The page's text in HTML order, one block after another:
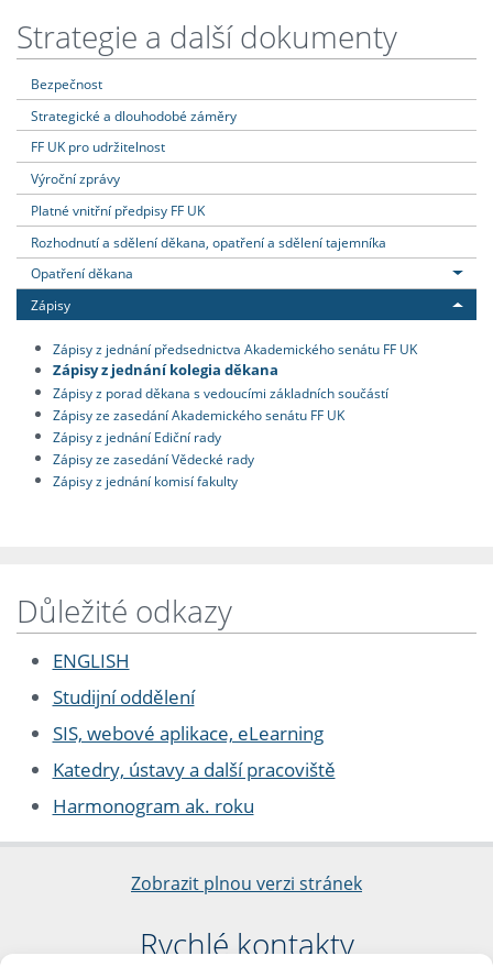
Strategie a další dokumenty
Bezpečnost
Strategické a dlouhodobé záměry
FF UK pro udržitelnost
Výroční zprávy
Platné vnitřní předpisy FF UK
Rozhodnutí a sdělení děkana, opatření a sdělení tajemníka
Opatření děkana
Zápisy
Zápisy z jednání předsednictva Akademického senátu FF UK
Zápisy z jednání kolegia děkana
Zápisy z porad děkana s vedoucími základních součástí
Zápisy ze zasedání Akademického senátu FF UK
Zápisy z jednání Ediční rady
Zápisy ze zasedání Vědecké rady
Zápisy z jednání komisí fakulty
Důležité odkazy
ENGLISH
Studijní oddělení
SIS, webové aplikace, eLearning
Katedry, ústavy a další pracoviště
Harmonogram ak. roku
Zobrazit plnou verzi stránek
Rychlé kontakty